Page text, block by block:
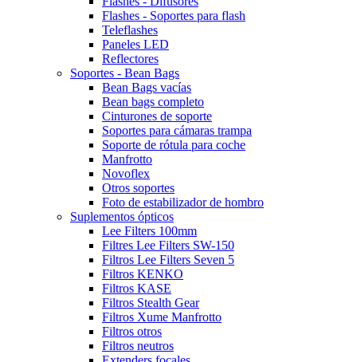
Flashes - Soportes para flash
Teleflashes
Paneles LED
Reflectores
Soportes - Bean Bags
Bean Bags vacías
Bean bags completo
Cinturones de soporte
Soportes para cámaras trampa
Soporte de rótula para coche
Manfrotto
Novoflex
Otros soportes
Foto de estabilizador de hombro
Suplementos ópticos
Lee Filters 100mm
Filtres Lee Filters SW-150
Filtros Lee Filters Seven 5
Filtros KENKO
Filtros KASE
Filtros Stealth Gear
Filtros Xume Manfrotto
Filtros otros
Filtros neutros